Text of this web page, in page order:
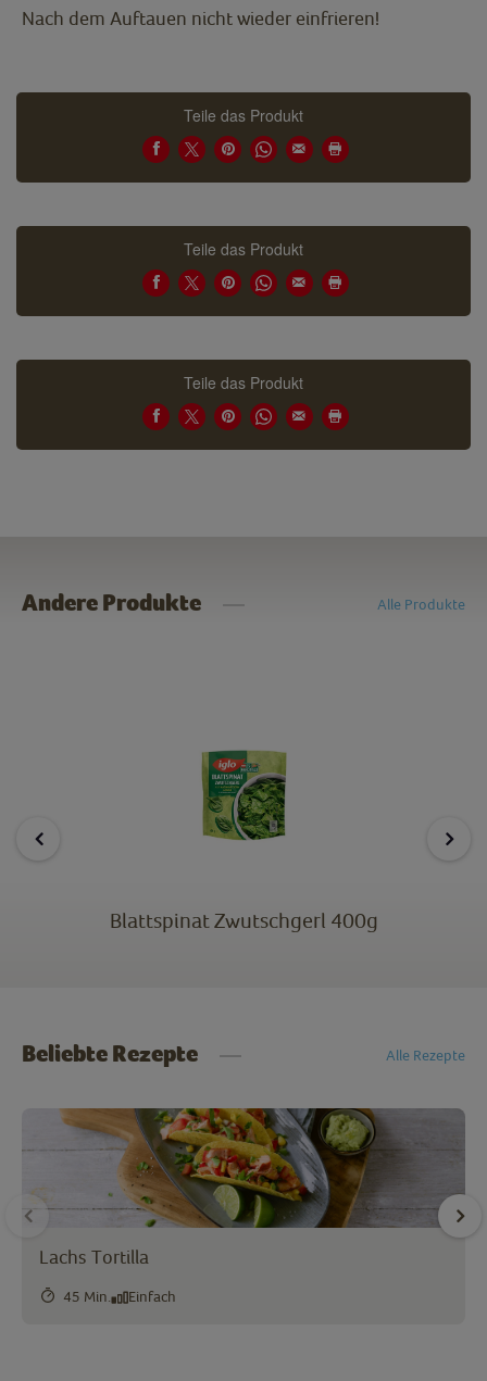
Nach dem Auftauen nicht wieder einfrieren!
Teile das Produkt
Teile das Produkt
Teile das Produkt
Andere Produkte Alle Produkte
Blattspinat Zwutschgerl 400g
Beliebte Rezepte Alle Rezepte
Lachs Tortilla
45 Min. Einfach